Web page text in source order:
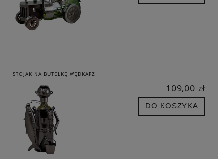
STOJAK NA BUTELKĘ WĘDKARZ
109,00 zł
DO KOSZYKA